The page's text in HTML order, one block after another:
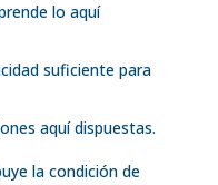
lo aquí
suficiente para
aquí dispuestas.
la condición de